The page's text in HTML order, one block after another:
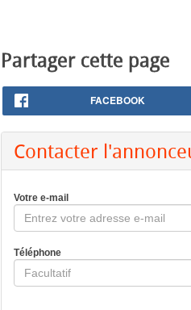
Partager cette page
FACEBOOK
Contacter
Votre e-mail
Téléphone